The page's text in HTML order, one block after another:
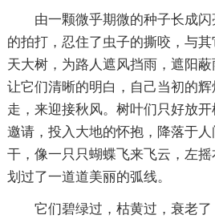
由一颗微乎期微的种子长成
的拍打，忍住了虫子的撕咬，与
天大树，为路人遮风挡雨，遮阳
让它们清晰的明白，自己当初的
走，来迎接秋风。树叶们只好放
邀请，投入大地的怀抱，降落于
干，像一只只蝴蝶飞来飞云，左
划过了一道道美丽的弧线。
它们碧绿过，枯黄过，衰老